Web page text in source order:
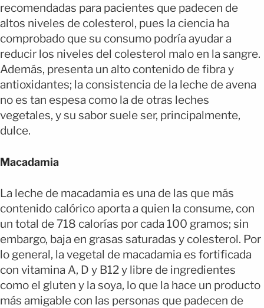
recomendadas para pacientes que padecen de
altos niveles de colesterol, pues la ciencia ha
comprobado que su consumo podría ayudar a
reducir los niveles del colesterol malo en la sangre.
Además, presenta un alto contenido de fibra y
antioxidantes; la consistencia de la leche de avena
no es tan espesa como la de otras leches
vegetales, y su sabor suele ser, principalmente,
dulce.
Macadamia
La leche de macadamia es una de las que más
contenido calórico aporta a quien la consume, con
un total de 718 calorías por cada 100 gramos; sin
embargo, baja en grasas saturadas y colesterol. Por
lo general, la vegetal de macadamia es fortificada
con vitamina A, D y B12 y libre de ingredientes
como el gluten y la soya, lo que la hace un producto
más amigable con las personas que padecen de